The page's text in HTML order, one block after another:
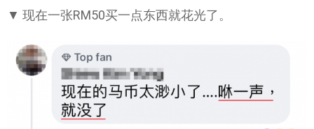
▼ 现在一张RM50买一点东西就花光了。